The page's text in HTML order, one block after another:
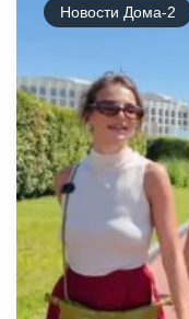
Новости Дома-2